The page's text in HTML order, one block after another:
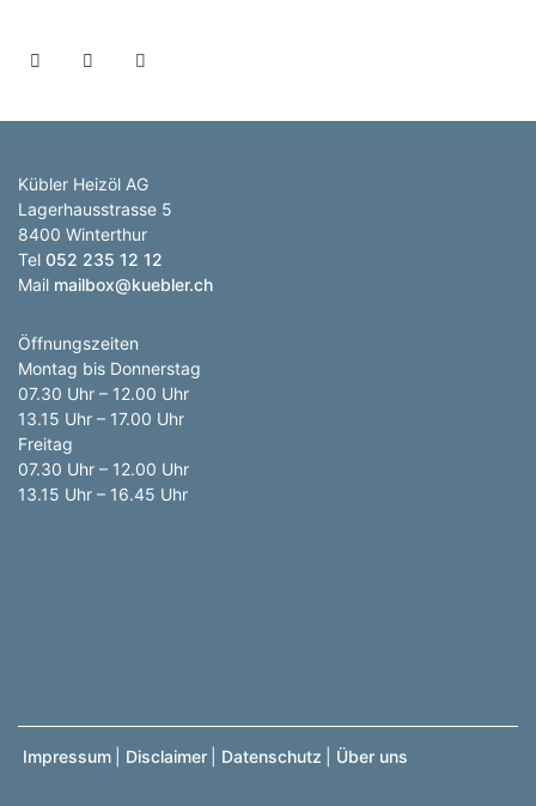
Kübler Heizöl AG
Lagerhausstrasse 5
8400 Winterthur
Tel 052 235 12 12
Mail mailbox@kuebler.ch
Öffnungszeiten
Montag bis Donnerstag
07.30 Uhr – 12.00 Uhr
13.15 Uhr – 17.00 Uhr
Freitag
07.30 Uhr – 12.00 Uhr
13.15 Uhr – 16.45 Uhr
Impressum Disclaimer Datenschutz Über uns